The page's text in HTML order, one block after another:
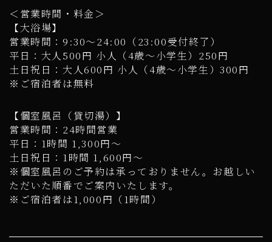
＜営業時間・料金＞
【大浴場】
営業時間：9:30～24:00（23:00受付終了）
平日：大人500円 小人（4歳～小学生）250円
土日祝日：大人600円 小人（4歳～小学生）300円
※ご宿泊者は無料
【個室風呂（貸切湯）】
営業時間：24時間営業
平日：1時間 1,300円～
土日祝日：1時間 1,600円～
※個室風呂のご予約は承っておりません。お越しい
ただいた順番でご案内いたします。
※ご宿泊者は1,000円（1時間）